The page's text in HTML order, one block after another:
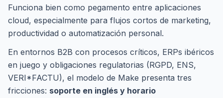
Funciona bien como pegamento entre aplicaciones
cloud, especialmente para flujos cortos de marketing,
productividad o automatización personal.
En entornos B2B con procesos críticos, ERPs ibéricos
en juego y obligaciones regulatorias (RGPD, ENS,
VERI*FACTU), el modelo de Make presenta tres
fricciones: soporte en inglés y horario